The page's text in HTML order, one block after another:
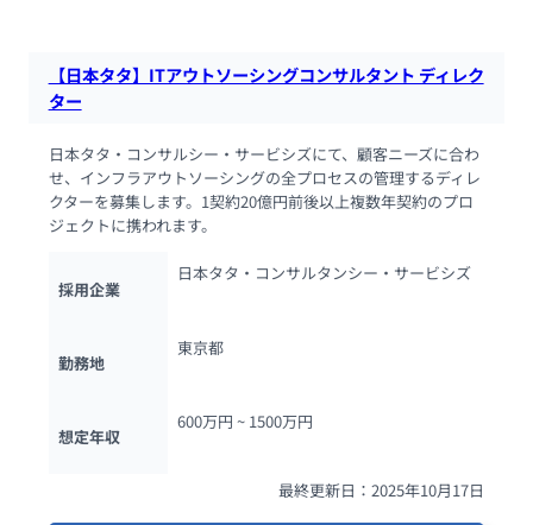
【日本タタ】ITアウトソーシングコンサルタント ディレク
ター
日本タタ・コンサルシー・サービシズにて、顧客ニーズに合わ
せ、インフラアウトソーシングの全プロセスの管理するディレ
クターを募集します。1契約20億円前後以上複数年契約のプロ
ジェクトに携われます。
採用企業
日本タタ・コンサルタンシー・サービシズ
勤務地
東京都
想定年収
600万円 ~ 1500万円
最終更新日：2025年10月17日